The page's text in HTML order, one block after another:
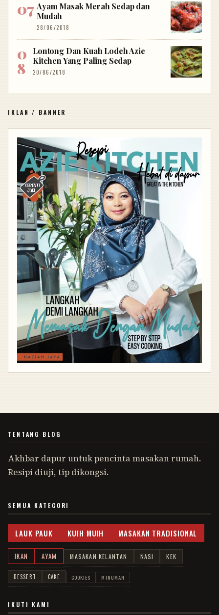
Ayam Masak Merah Sedap dan
Mudah
28/06/2018
Lontong Dan Kuah Lodeh Azie
Kitchen Yang Paling Sedap
20/06/2018
IKLAN / BANNER
TENTANG BLOG
Akhbar dapur untuk pencinta masakan rumah.
Resipi diuji, tip dikongsi.
SEMUA KATEGORI
LAUK PAUK KUIH MUIH MASAKAN TRADISIONAL
IKAN AYAM MASAKAN KELANTAN NASI KEK
DESSERT CAKE COOKIES MINUMAN
IKUTI KAMI